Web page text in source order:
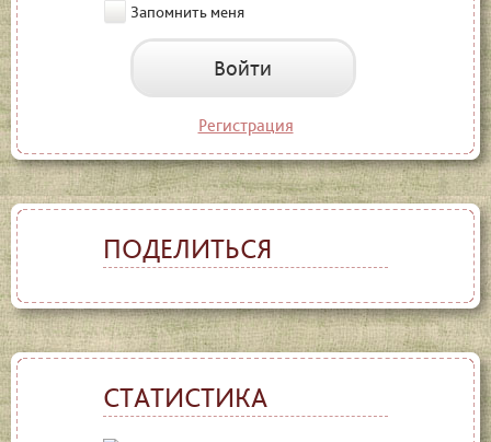
Запомнить меня
Войти
Регистрация
ПОДЕЛИТЬСЯ
СТАТИСТИКА